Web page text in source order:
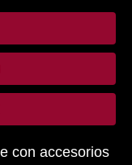
con accesorios